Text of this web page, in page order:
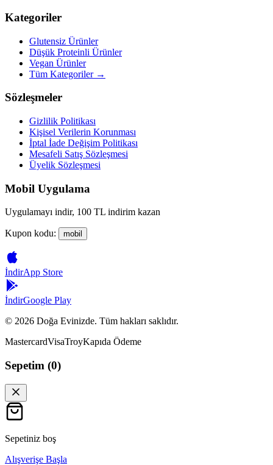
Kategoriler
Glutensiz Ürünler
Düşük Proteinli Ürünler
Vegan Ürünler
Tüm Kategoriler →
Sözleşmeler
Gizlilik Politikası
Kişisel Verilerin Korunması
İptal İade Değişim Politikası
Mesafeli Satış Sözleşmesi
Üyelik Sözleşmesi
Mobil Uygulama
Uygulamayı indir, 100 TL indirim kazan
Kupon kodu: mobil
İndirApp Store
İndirGoogle Play
© 2026 Doğa Evinizde. Tüm hakları saklıdır.
MastercardVisaTroyKapıda Ödeme
Sepetim (0)
Sepetiniz boş
Alışverişe Başla